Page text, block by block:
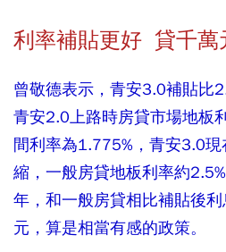
利率補貼更好 貸千萬
曾敬德表示，青安3.0補貼比
青安2.0上路時房貸市場地板
間利率為1.775%，青安3.0
縮，一般房貸地板利率約
年，和一般房貸相比補貼後
元，算是相當有感的政策。